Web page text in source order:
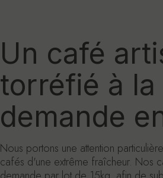
Un café
torréfié à la
demande
Nous portons une attention
cafés d'une extrême fraîcheur. Nos